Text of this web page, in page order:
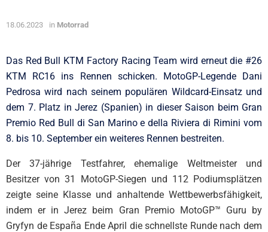
18.06.2023 in Motorrad
Das Red Bull KTM Factory Racing Team wird erneut die #26
KTM RC16 ins Rennen schicken. MotoGP-Legende Dani
Pedrosa wird nach seinem populären Wildcard-Einsatz und
dem 7. Platz in Jerez (Spanien) in dieser Saison beim Gran
Premio Red Bull di San Marino e della Riviera di Rimini vom
8. bis 10. September ein weiteres Rennen bestreiten.
Der 37-jährige Testfahrer, ehemalige Weltmeister und
Besitzer von 31 MotoGP-Siegen und 112 Podiumsplätzen
zeigte seine Klasse und anhaltende Wettbewerbsfähigkeit,
indem er in Jerez beim Gran Premio MotoGP™ Guru by
Gryfyn de España Ende April die schnellste Runde nach dem